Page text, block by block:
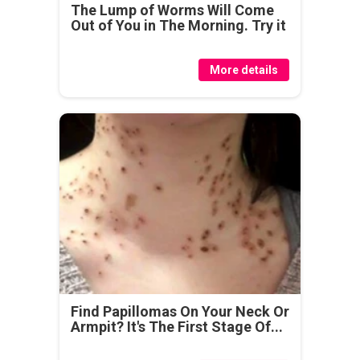
The Lump of Worms Will Come
Out of You in The Morning. Try it
More details
Find Papillomas On Your Neck Or
Armpit? It's The First Stage Of...